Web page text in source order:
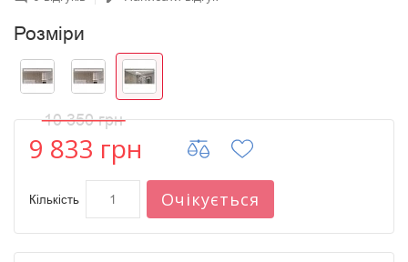
Розміри
10 350 грн
9 833 грн
Кількість Очікується